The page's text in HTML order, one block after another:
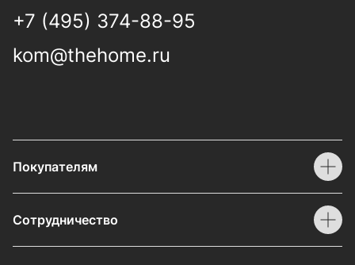
+7 (495) 374-88-95
kom@thehome.ru
Покупателям
Сотрудничество